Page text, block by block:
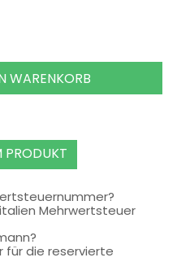
WARENKORB
PRODUKT
Mehrwertsteuer
für die reservierte